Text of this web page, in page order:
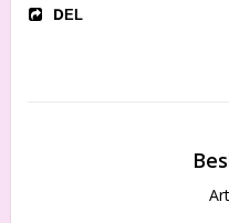
DEL